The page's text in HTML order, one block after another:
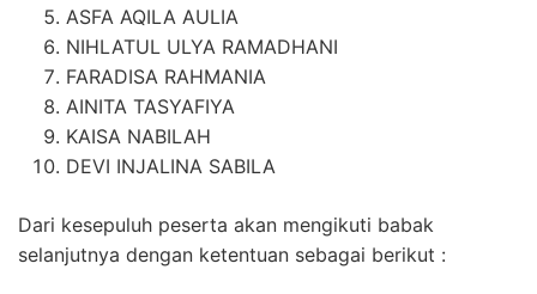
ASFA AQILA AULIA
NIHLATUL ULYA RAMADHANI
FARADISA RAHMANIA
AINITA TASYAFIYA
KAISA NABILAH
DEVI INJALINA SABILA
Dari kesepuluh peserta akan mengikuti babak
selanjutnya dengan ketentuan sebagai berikut :